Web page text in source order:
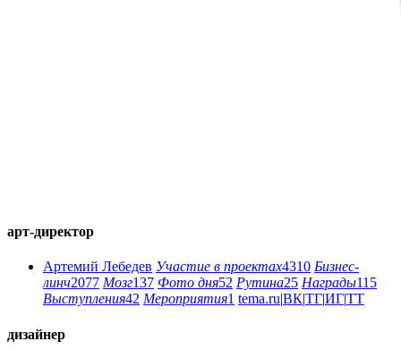
арт-директор
Артемий Лебедев Участие в проектах4310 Бизнес-
линч2077 Мозг137 Фото дня52 Рутина25 Награды115
Выступления42 Мероприятия1 tema.ru|ВК|ТГ|ИГ|ТТ
дизайнер